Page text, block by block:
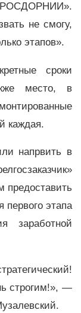
не смогу,
этапов».
сроки
место, в
каждая.
напрвить в
предоставить
этапа
заработной
строгим!», —